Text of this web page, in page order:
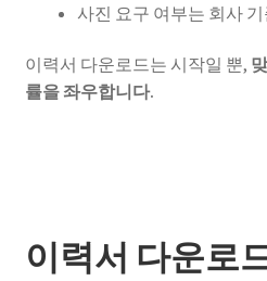
사진 요구 여부는 회사
이력서 다운로드는 시작일 뿐,
률을 좌우합니다.
이력서 다운로